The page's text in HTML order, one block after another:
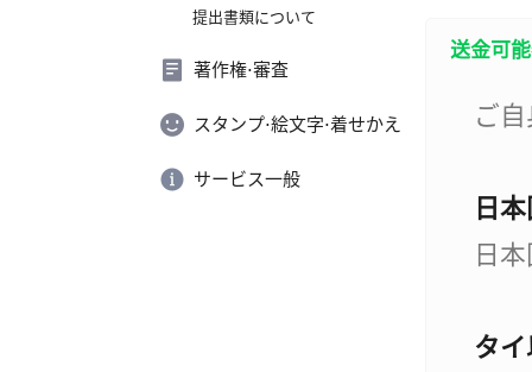
提出書類について
著作権⋅審査
スタンプ⋅絵文字⋅着せかえ
サービス一般
送金可
ご
日
日
タ